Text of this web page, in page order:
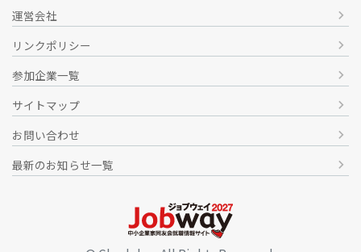
株式会社マインド
建築・建設関連業
株式会社泰成
その他 サービス業
社会福祉法人翔の会
運営会社
chevron_right
リンクポリシー
chevron_right
参加企業一覧
chevron_right
サイトマップ
chevron_right
お問い合わせ
chevron_right
最新のお知らせ一覧
chevron_right